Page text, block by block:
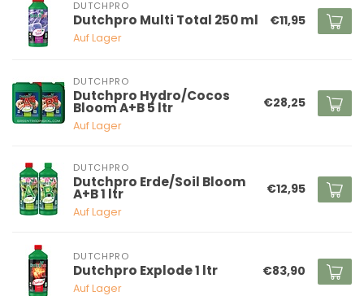
DUTCHPRO
Dutchpro Multi Total 250 ml
Auf Lager
€11,95
DUTCHPRO
Dutchpro Hydro/Cocos
Bloom A+B 5 ltr
Auf Lager
€28,25
DUTCHPRO
Dutchpro Erde/Soil Bloom
A+B 1 ltr
Auf Lager
€12,95
DUTCHPRO
Dutchpro Explode 1 ltr
Auf Lager
€83,90